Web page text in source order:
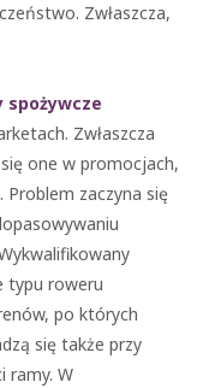
Zwłaszcza,
Zwłaszcza
one w promocjach,
Problem zaczyna się
typu roweru
po których
się także przy
ramy. W